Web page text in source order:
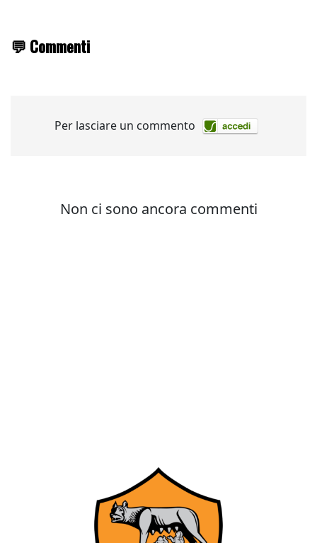
💬 Commenti